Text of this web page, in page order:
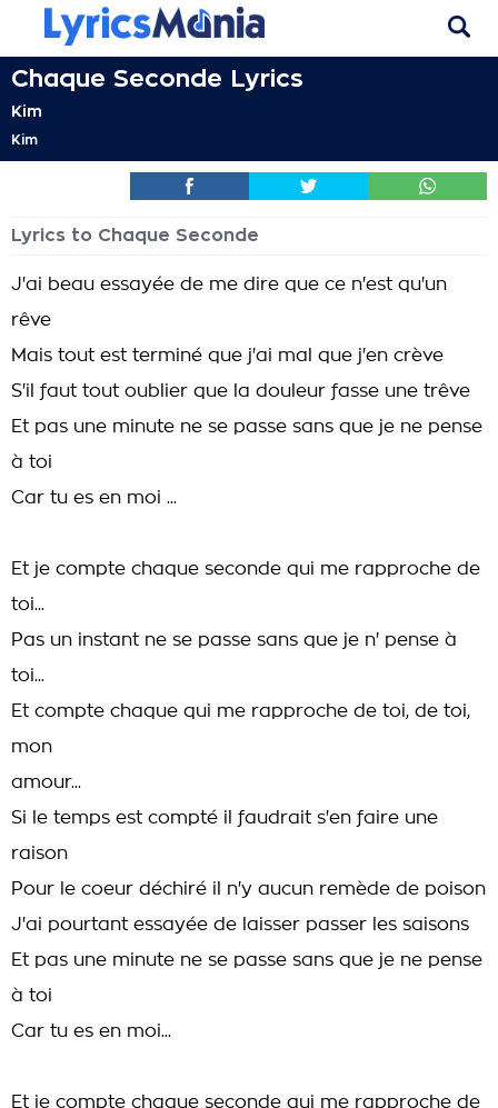
Chaque Seconde Lyrics
Kim
Kim
Lyrics to Chaque Seconde
J'ai beau essayée de me dire que ce n'est qu'un
rêve
Mais tout est terminé que j'ai mal que j'en crève
S'il faut tout oublier que la douleur fasse une trêve
Et pas une minute ne se passe sans que je ne pense
à toi
Car tu es en moi ...
Et je compte chaque seconde qui me rapproche de
toi...
Pas un instant ne se passe sans que je n' pense à
toi...
Et compte chaque qui me rapproche de toi, de toi,
mon
amour...
Si le temps est compté il faudrait s'en faire une
raison
Pour le coeur déchiré il n'y aucun remède de poison
J'ai pourtant essayée de laisser passer les saisons
Et pas une minute ne se passe sans que je ne pense
à toi
Car tu es en moi...
Et je compte chaque seconde qui me rapproche de